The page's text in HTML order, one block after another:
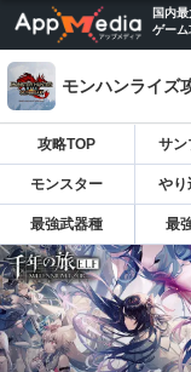
国内最
ゲーム
モンハンライズ
攻略TOP サン
モンスター やり
最強武器種 最